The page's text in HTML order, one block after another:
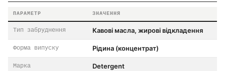
ПАРАМЕТР ЗНАЧЕННЯ
Тип забруднення Кавові масла, жирові відкладення
Форма випуску Рідина (концентрат)
Марка Detergent